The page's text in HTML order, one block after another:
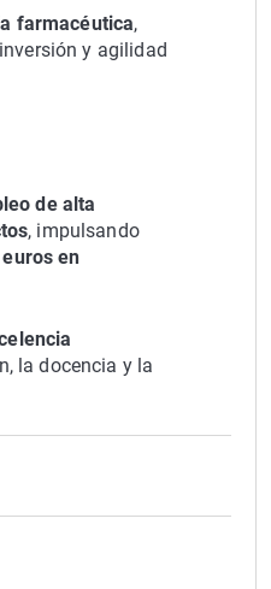
farmacéutica,
y agilidad
de alta
, impulsando
en
la docencia y la